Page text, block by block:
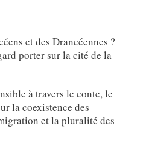
et des Drancéennes ?
porter sur la cité de la
à travers le conte, le
la coexistence des
et la pluralité des